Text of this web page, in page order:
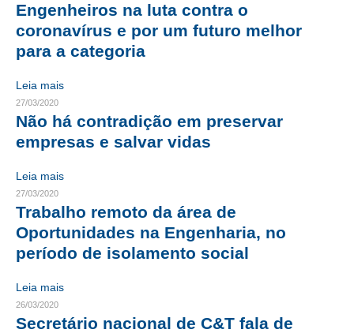
CONTRIBUIÇÕES
CONTRIBUIÇÃO ASSISTENCIAL
CONTRIBUIÇÃO ASSOCIATIVA OU ANUIDADE DE SÓCIO
CONTRIBUIÇÃO SINDICAL URBANA
REVISÃO DE APOSENTADORIA
FGTS EXPURGOS
FGTS CORREÇÃO
LEGISLAÇÃO
LEI 5.194/1966 – REGULAMENTAÇÃO DA PROFISSÃO
Engenheiros na luta contra o
coronavírus e por um futuro melhor
para a categoria
Leia mais
27/03/2020
Não há contradição em preservar
empresas e salvar vidas
Leia mais
27/03/2020
Trabalho remoto da área de
Oportunidades na Engenharia, no
período de isolamento social
Leia mais
26/03/2020
Secretário nacional de C&T fala de